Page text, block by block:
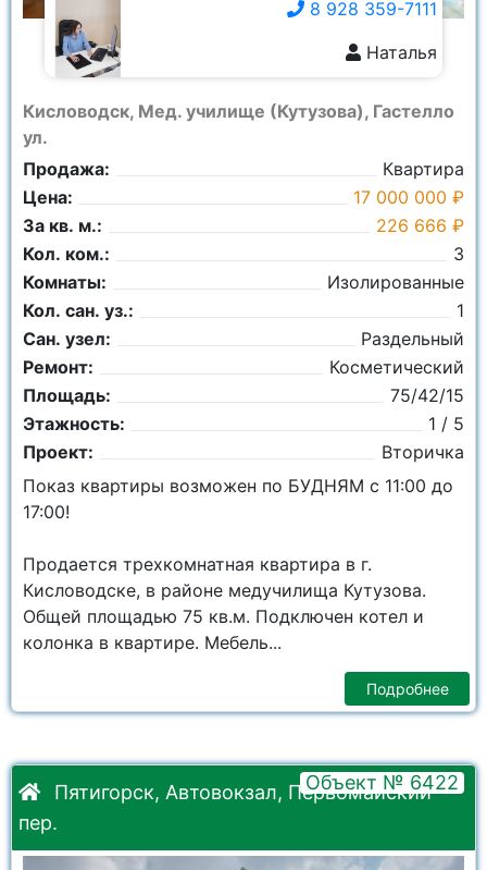
Кисловодск, Мед. училище (Кутузова), Гастелло
ул.
Продажа:
Квартира
Цена:
17 000 000 ₽
За кв. м.:
226 666 ₽
Кол. ком.:
3
Комнаты:
Изолированные
Кол. сан. уз.:
1
Сан. узел:
Раздельный
Ремонт:
Косметический
Площадь:
75/42/15
Этажность:
1 / 5
Проект:
Вторичка
8 928 359-7111
Наталья
Показ квартиры возможен по БУДНЯМ с 11:00 до
17:00!
Продается трехкомнатная квартира в г.
Кисловодске, в районе медучилища Кутузова.
Общей площадью 75 кв.м. Подключен котел и
колонка в квартире. Мебель...
Подробнее
Пятигорск, Автовокзал, Первомайский
пер.
Объект № 6422